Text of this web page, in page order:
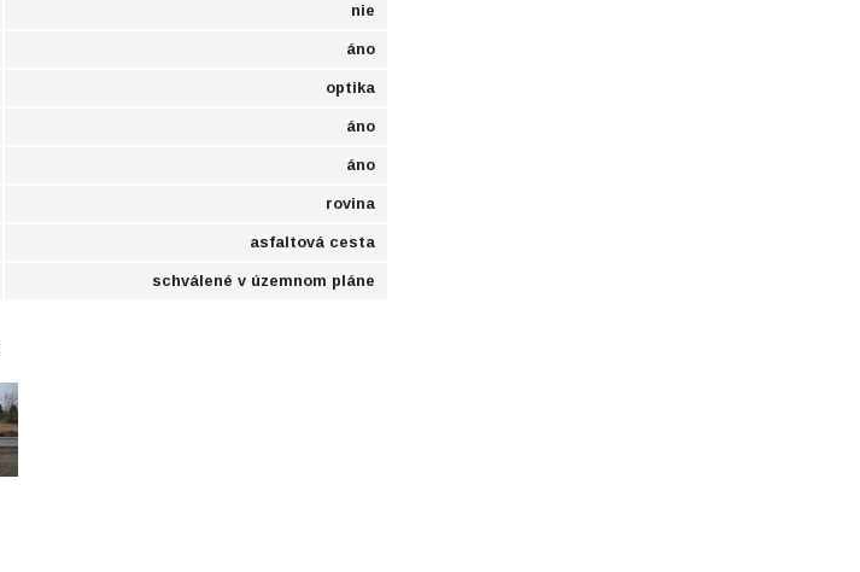
nie
áno
optika
áno
áno
rovina
asfaltová cesta
schválené v územnom pláne